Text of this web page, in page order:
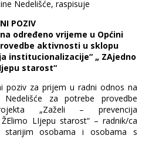
Nedelišće, raspisuje
POZIV
određeno vrijeme u Općini
aktivnosti u sklopu
institucionalizacije“ „ ZAjedno
starost“
poziv za prijem u radni odnos na
za potrebe provedbe
„Zaželi – prevencija
LIjepu starost“ – radnik/ca
starijim osobama i osobama s